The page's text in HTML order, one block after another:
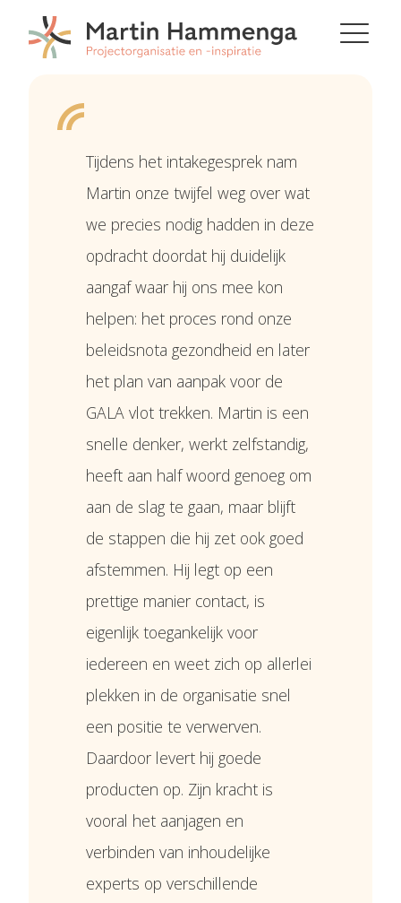
Tijdens het intakegesprek nam
Martin onze twijfel weg over wat
we precies nodig hadden in deze
opdracht doordat hij duidelijk
aangaf waar hij ons mee kon
helpen: het proces rond onze
beleidsnota gezondheid en later
het plan van aanpak voor de
GALA vlot trekken. Martin is een
snelle denker, werkt zelfstandig,
heeft aan half woord genoeg om
aan de slag te gaan, maar blijft
de stappen die hij zet ook goed
afstemmen. Hij legt op een
prettige manier contact, is
eigenlijk toegankelijk voor
iedereen en weet zich op allerlei
plekken in de organisatie snel
een positie te verwerven.
Daardoor levert hij goede
producten op. Zijn kracht is
vooral het aanjagen en
verbinden van inhoudelijke
experts op verschillende